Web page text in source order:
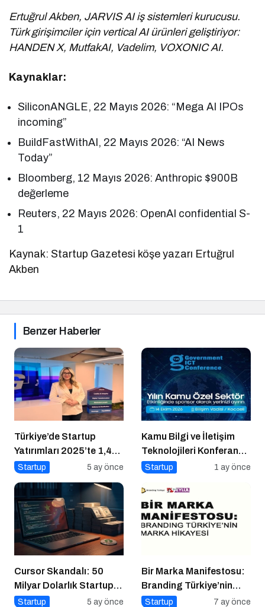
Ertuğrul Akben, JARVIS AI iş sistemleri kurucusu.
Türk girişimciler için vertical AI ürünleri geliştiriyor:
HANDEN X, MutfakAI, Vadelim, VOXONIC AI.
Kaynaklar:
SiliconANGLE, 22 Mayıs 2026: “Mega AI IPOs
incoming”
BuildFastWithAI, 22 Mayıs 2026: “AI News
Today”
Bloomberg, 12 Mayıs 2026: Anthropic $900B
değerleme
Reuters, 22 Mayıs 2026: OpenAI confidential S-
1
Kaynak: Startup Gazetesi köşe yazarı Ertuğrul
Akben
Benzer Haberler
Türkiye’de Startup
Yatırımları 2025’te 1,4
Milyar Dolara Ulaştı
Startup 5 ay önce
Kamu Bilgi ve İletişim
Teknolojileri Konferansı
2026 İçin Geri Sayım!
Startup 1 ay önce
Cursor Skandalı: 50
Milyar Dolarlık Startup
Açık Kaynağı Gizleyince
Startup 5 ay önce
Bir Marka Manifestosu:
Branding Türkiye’nin
Marka Hikayesi
Startup 7 ay önce